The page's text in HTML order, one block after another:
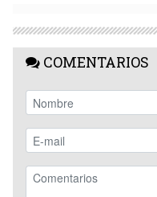
COMENTARIOS